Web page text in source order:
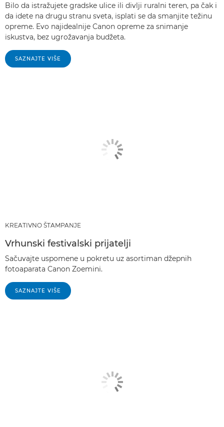
Bilo da istražujete gradske ulice ili divlji ruralni teren, pa čak i
da idete na drugu stranu sveta, isplati se da smanjite težinu
opreme. Evo najidealnije Canon opreme za snimanje
iskustva, bez ugrožavanja budžeta.
SAZNAJTE VIŠE
KREATIVNO ŠTAMPANJE
Vrhunski festivalski prijatelji
Sačuvajte uspomene u pokretu uz asortiman džepnih
fotoaparata Canon Zoemini.
SAZNAJTE VIŠE